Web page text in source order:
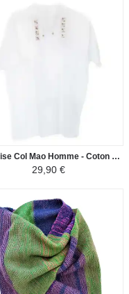
Chemise Col Mao Homme - Coton Péruvien Brodé Fils Motif Ethniques
29,90 €